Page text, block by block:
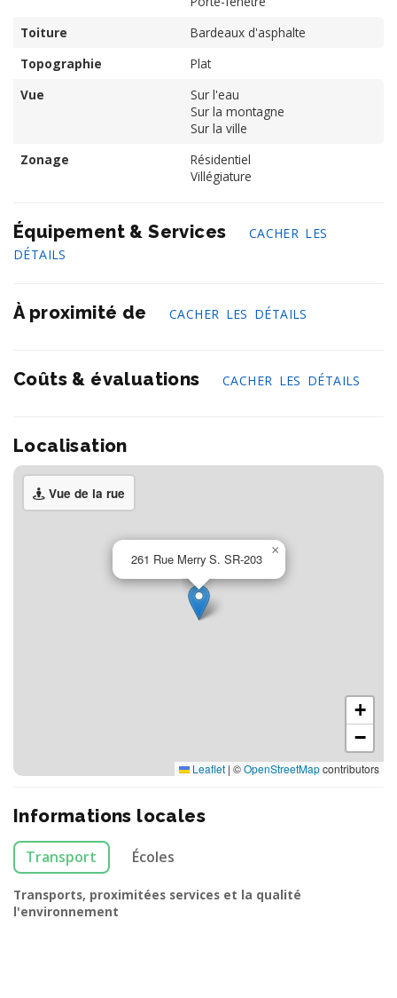
Toiture
Bardeaux d'asphalte
Topographie
Plat
Vue
Sur l'eau
Sur la montagne
Sur la ville
Zonage
Résidentiel
Villégiature
Équipement & Services
CACHER LES
DÉTAILS
À proximité de CACHER LES DÉTAILS
Coûts & évaluations CACHER LES DÉTAILS
Localisation
Vue de la rue
261 Rue Merry S. SR-203
×
+
−
Leaflet | ©OpenStreetMapcontributors
Informations locales
Transport Écoles
Transports, proximitées services et la qualité
l'environnement